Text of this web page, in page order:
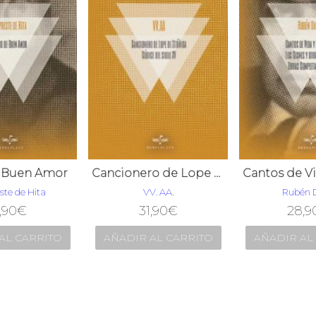
Amor
de Hita
€
CARRITO
Cancionero de Lope de Stúñiga Códice del siglo XV
VV. AA.
31,90€
AÑADIR AL CARRITO
Rubén
AÑADIR AL